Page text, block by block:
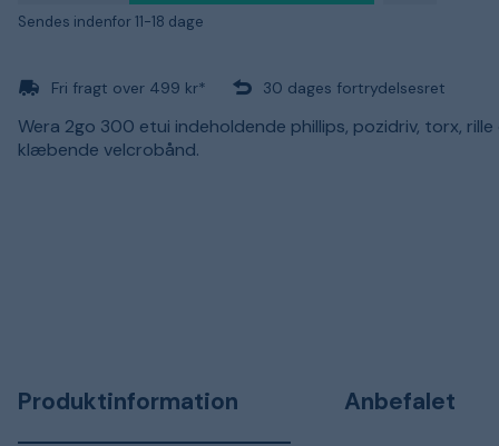
Sendes indenfor 11-18 dage
Fri fragt over 499 kr* 30 dages fortrydelsesret
Wera 2go 300 etui indeholdende phillips, pozidriv, torx, rille
klæbende velcrobånd.
Produktinformation Anbefalet